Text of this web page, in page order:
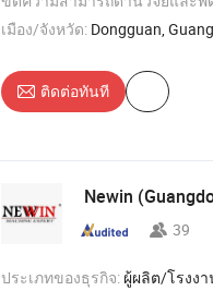
เมือง/จังหวัด: Dongguan,
ติดต่อทันที
Newin
39
ประเภทของธุรกิจ: ผู้ผลิต/โรงง